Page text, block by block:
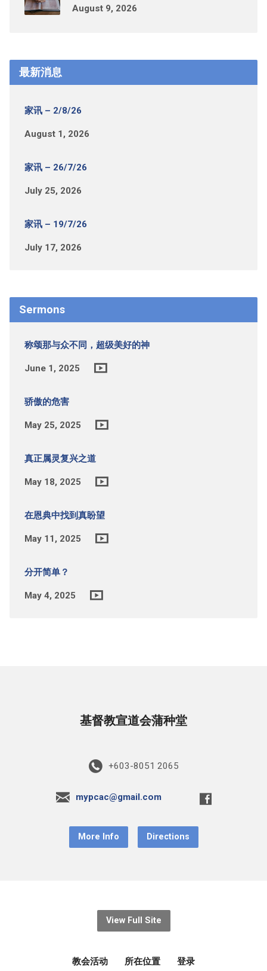
August 9, 2026
最新消息
家讯 – 2/8/26
August 1, 2026
家讯 – 26/7/26
July 25, 2026
家讯 – 19/7/26
July 17, 2026
Sermons
称颂那与众不同，超级美好的神
June 1, 2025
骄傲的危害
May 25, 2025
真正属灵复兴之道
May 18, 2025
在恩典中找到真盼望
May 11, 2025
分开简单？
May 4, 2025
基督教宣道会蒲种堂
+603-8051 2065
mypcac@gmail.com
More Info Directions
View Full Site
教会活动 所在位置 登录